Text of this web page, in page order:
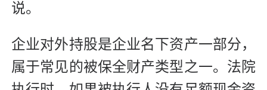
说。
企业对外持股是企业名下资产一部分，
属于常见的被保全财产类型之一。法院